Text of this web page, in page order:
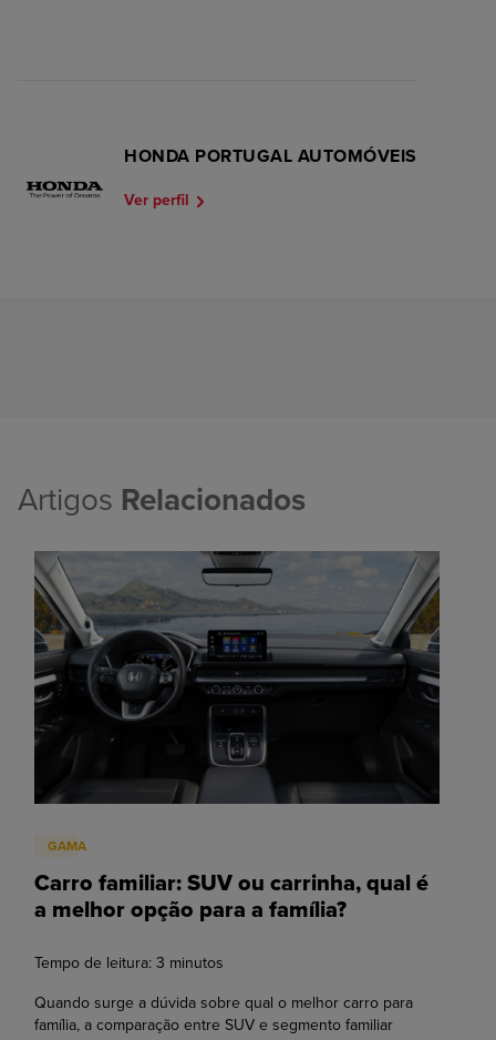
HONDA PORTUGAL AUTOMÓVEIS
Ver perfil
Artigos Relacionados
GAMA
Carro familiar: SUV ou carrinha, qual é
a melhor opção para a família?
Tempo de leitura: 3 minutos
Quando surge a dúvida sobre qual o melhor carro para
família, a comparação entre SUV e segmento familiar